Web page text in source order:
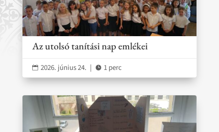
Az utolsó tanítási nap emlékei
 2026. június 24. |  1 perc